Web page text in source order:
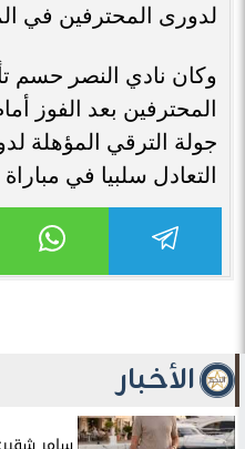
لدورى المحترفين في
وكان نادي النصر حسم
جولة الترقي المؤهلة
التعادل سلبيا في
الأخبار